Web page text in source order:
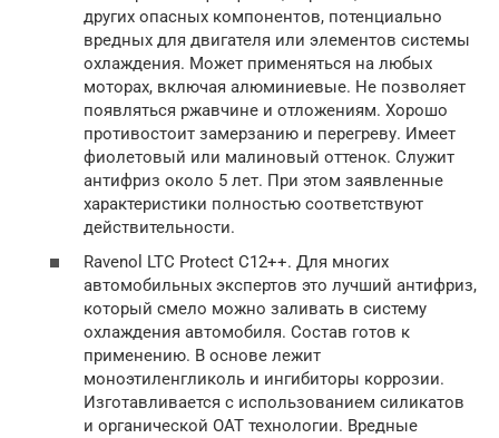
других опасных компонентов, потенциально
вредных для двигателя или элементов системы
охлаждения. Может применяться на любых
моторах, включая алюминиевые. Не позволяет
появляться ржавчине и отложениям. Хорошо
противостоит замерзанию и перегреву. Имеет
фиолетовый или малиновый оттенок. Служит
антифриз около 5 лет. При этом заявленные
характеристики полностью соответствуют
действительности.
Ravenol LTC Protect C12++. Для многих
автомобильных экспертов это лучший антифриз,
который смело можно заливать в систему
охлаждения автомобиля. Состав готов к
применению. В основе лежит
моноэтиленгликоль и ингибиторы коррозии.
Изготавливается с использованием силикатов
и органической ОАТ технологии. Вредные